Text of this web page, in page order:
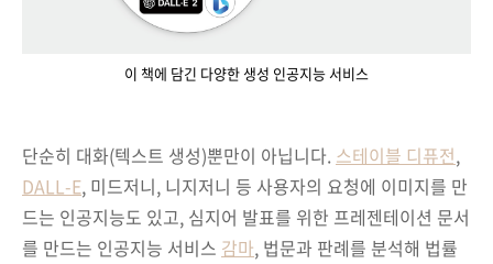
이 책에 담긴 다양한 생성 인공지능 서비스
단순히 대화(텍스트 생성)뿐만이 아닙니다. 스테이블 디퓨전,
DALL-E, 미드저니, 니지저니 등 사용자의 요청에 이미지를 만
드는 인공지능도 있고, 심지어 발표를 위한 프레젠테이션 문서
를 만드는 인공지능 서비스 감마, 법문과 판례를 분석해 법률